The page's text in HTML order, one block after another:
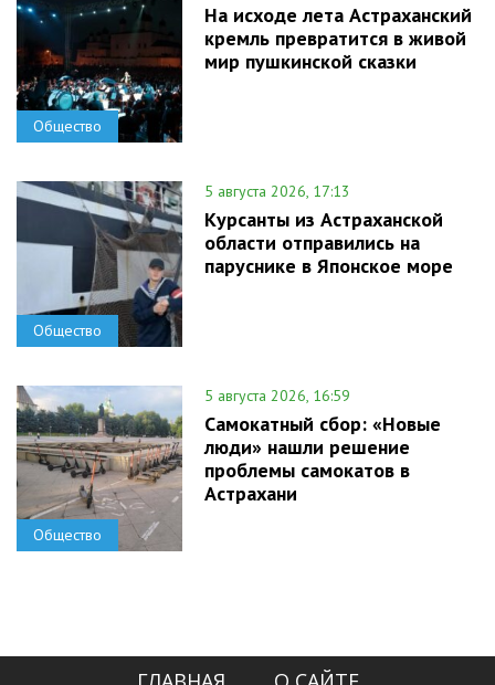
Общество
На исходе лета Астраханский
кремль превратится в живой
мир пушкинской сказки
Общество
5 августа 2026, 17:13
Курсанты из Астраханской
области отправились на
паруснике в Японское море
Общество
5 августа 2026, 16:59
Самокатный сбор: «Новые
люди» нашли решение
проблемы самокатов в
Астрахани